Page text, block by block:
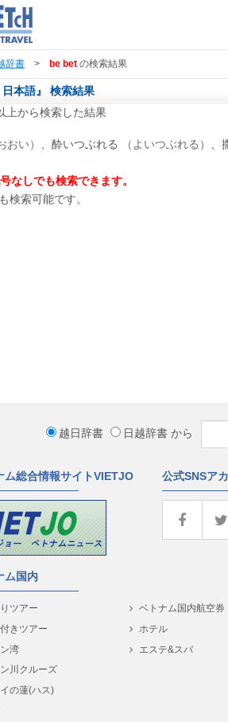
辞書 > be bet の検索結果
本語』 検索結果
上から検索した結果
おい） 、酔いつぶれる （よいつぶれる）
なしでも検索できます。
検索可能です。
越日辞書 日越辞書 から
ム総合情報サイトVIETJO 公式SNSア
ム国内
ツアー
きツアー
湾
川クルーズ
の蓮(ハス)
ベトナム国内航空券
ホテル
エステ&スパ